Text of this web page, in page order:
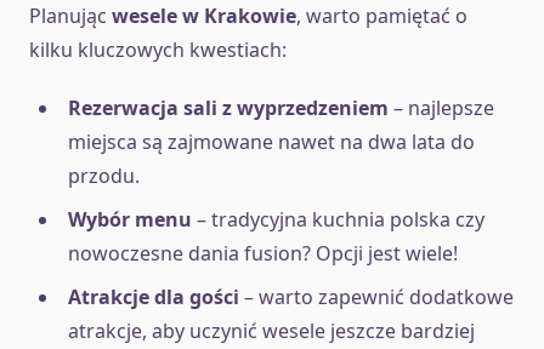
Planując wesele w Krakowie, warto pamiętać o
kilku kluczowych kwestiach:
Rezerwacja sali z wyprzedzeniem – najlepsze
miejsca są zajmowane nawet na dwa lata do
przodu.
Wybór menu – tradycyjna kuchnia polska czy
nowoczesne dania fusion? Opcji jest wiele!
Atrakcje dla gości – warto zapewnić dodatkowe
atrakcje, aby uczynić wesele jeszcze bardziej